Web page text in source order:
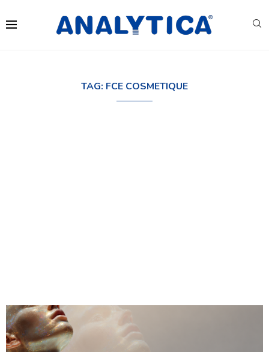
TAG: FCE COSMETIQUE